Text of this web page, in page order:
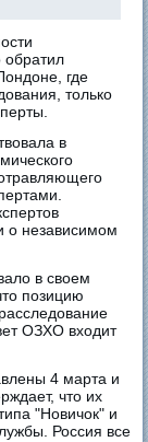
обратил
где
только
в
о независимом
в своем
позицию
ОЗХО входит
4 марта и
что их
"Новичок" и
Россия все